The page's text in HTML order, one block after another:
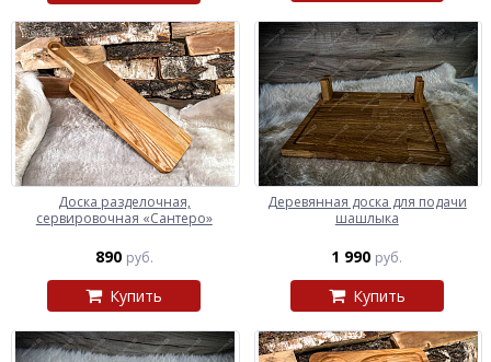
Доска разделочная,
сервировочная «Сантеро»
890 руб.
Купить
Деревянная доска для подачи
шашлыка
1 990 руб.
Купить